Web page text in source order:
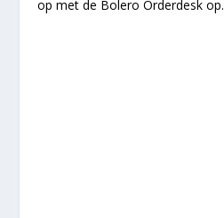
op met de Bolero Orderdesk op.